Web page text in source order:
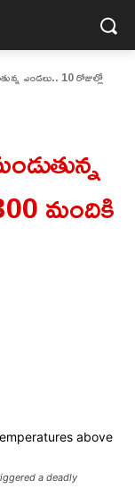
ఎండలు.. 10 రోజుల్లో
మందికి
a deadly